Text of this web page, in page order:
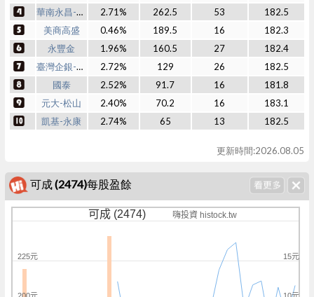
華南永昌-中正
2.71% 262.5 53
182.5
美商高盛
0.46% 189.5 16
182.3
永豐金
1.96% 160.5 27
182.4
臺灣企銀-桃園
2.72% 129 26
182.5
國泰
2.52% 91.7 16
181.8
元大-松山
2.40% 70.2 16
183.1
凱基-永康
2.74% 65 13 182.5
更新時間:2026.08.05
可成 (2474)每股盈餘
可成 (2474) 嗨投資 histock.tw
15元
225元